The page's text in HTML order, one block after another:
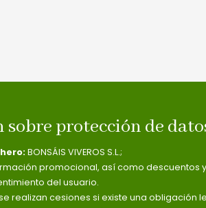
protección de
BONSÁIS VIVEROS S.L.;
promocional, así como descuentos
del usuario.
realizan cesiones si existe una obligación